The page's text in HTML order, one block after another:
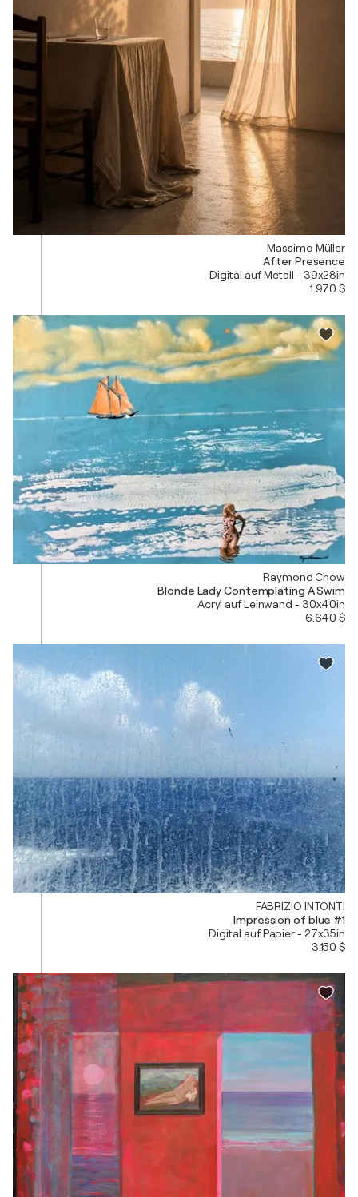
Massimo Müller
After Presence
Digital auf Metall - 39x28in
1.970 $
Raymond Chow
Blonde Lady Contemplating A Swim
Acryl auf Leinwand - 30x40in
6.640 $
FABRIZIO INTONTI
Impression of blue #1
Digital auf Papier - 27x35in
3.150 $